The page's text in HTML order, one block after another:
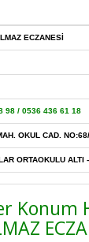
ECZANESİ
98 / 0536 436 61 18
OKUL CAD.
ORTAOKULU ALTI
Konum